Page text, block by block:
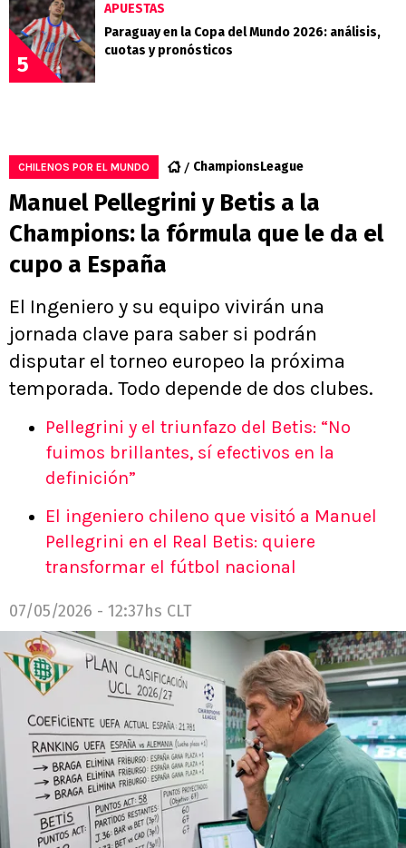
5
APUESTAS
Paraguay en la Copa del Mundo 2026: análisis,
cuotas y pronósticos
CHILENOS POR EL MUNDO ChampionsLeague
Manuel Pellegrini y Betis a la
Champions: la fórmula que le da el
cupo a España
El Ingeniero y su equipo vivirán una
jornada clave para saber si podrán
disputar el torneo europeo la próxima
temporada. Todo depende de dos clubes.
Pellegrini y el triunfazo del Betis: “No
fuimos brillantes, sí efectivos en la
definición”
El ingeniero chileno que visitó a Manuel
Pellegrini en el Real Betis: quiere
transformar el fútbol nacional
07/05/2026 - 12:37hs CLT